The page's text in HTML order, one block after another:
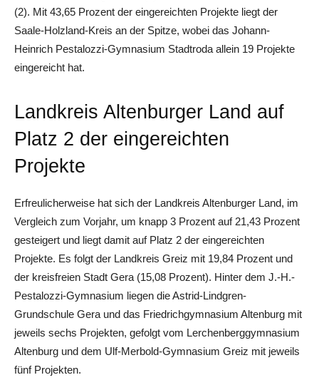
(2). Mit 43,65 Prozent der eingereichten Projekte liegt der
Saale-Holzland-Kreis an der Spitze, wobei das Johann-
Heinrich Pestalozzi-Gymnasium Stadtroda allein 19 Projekte
eingereicht hat.
Landkreis Altenburger Land auf
Platz 2 der eingereichten
Projekte
Erfreulicherweise hat sich der Landkreis Altenburger Land, im
Vergleich zum Vorjahr, um knapp 3 Prozent auf 21,43 Prozent
gesteigert und liegt damit auf Platz 2 der eingereichten
Projekte. Es folgt der Landkreis Greiz mit 19,84 Prozent und
der kreisfreien Stadt Gera (15,08 Prozent). Hinter dem J.-H.-
Pestalozzi-Gymnasium liegen die Astrid-Lindgren-
Grundschule Gera und das Friedrichgymnasium Altenburg mit
jeweils sechs Projekten, gefolgt vom Lerchenberggymnasium
Altenburg und dem Ulf-Merbold-Gymnasium Greiz mit jeweils
fünf Projekten.